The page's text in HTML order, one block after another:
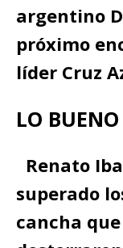
argentino
próximo
líder Cruz
LO BUENO
Renato
superado
cancha